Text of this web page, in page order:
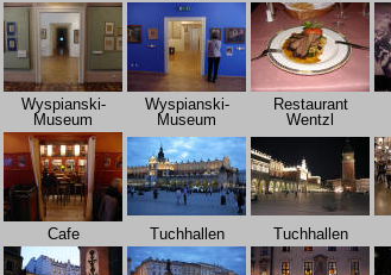
Wyspianski-
Museum
Wyspianski-
Museum
Restaurant
Wentzl
Cafe Tuchhallen Tuchhallen